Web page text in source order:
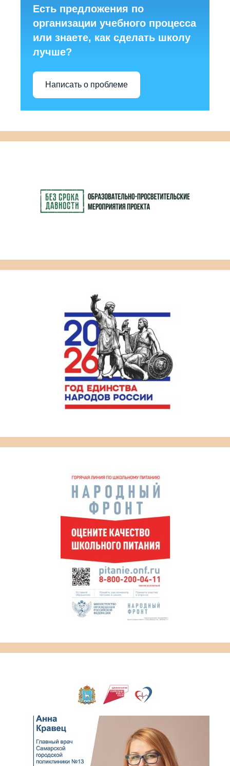
Есть предложения по
организации учебного процесса
или знаете, как сделать школу
лучше?
Написать о проблеме